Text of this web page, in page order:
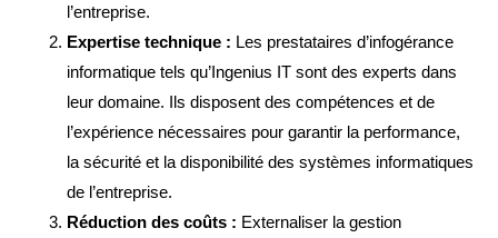
l’entreprise.
Expertise technique : Les prestataires d’infogérance
informatique tels qu’Ingenius IT sont des experts dans
leur domaine. Ils disposent des compétences et de
l’expérience nécessaires pour garantir la performance,
la sécurité et la disponibilité des systèmes informatiques
de l’entreprise.
Réduction des coûts : Externaliser la gestion